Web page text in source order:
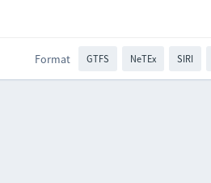
Format GTFS NeTEx SIRI